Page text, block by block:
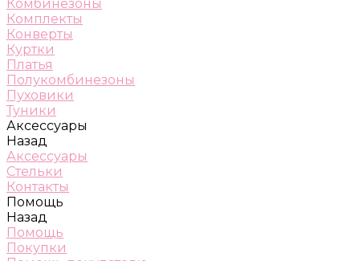
Комбинезоны
Комплекты
Конверты
Куртки
Платья
Полукомбинезоны
Пуховики
Туники
Аксессуары
Назад
Аксессуары
Стельки
Контакты
Помощь
Назад
Помощь
Покупки